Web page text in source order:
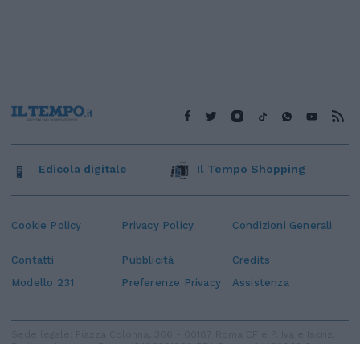
Cookie Policy Privacy Policy Condizioni Generali
Contatti Pubblicità
Credits
Modello 231
Preferenze Privacy Assistenza
Edicola digitale Il Tempo Shopping